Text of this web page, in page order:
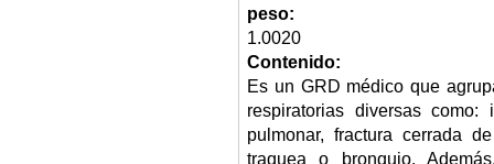
peso:
1.0020
Contenido:
Es un GRD médico que
respiratorias diversas como:
pulmonar, fractura cerrada
traquea o bronquio.